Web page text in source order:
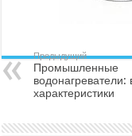
Предыдущий
Промышленные
водонагреватели:
характеристики